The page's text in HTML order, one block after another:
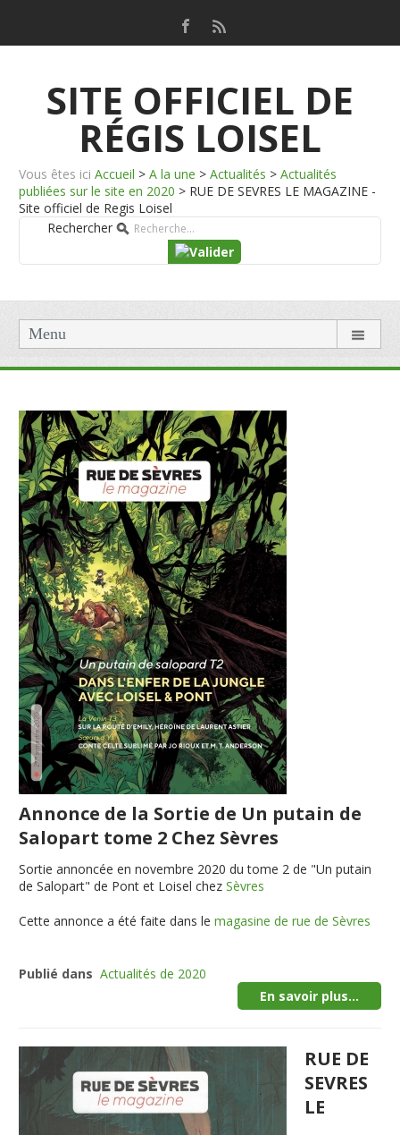
SITE OFFICIEL DE
RÉGIS LOISEL
Vous êtes ici Accueil > A la une > Actualités > Actualités
publiées sur le site en 2020 > RUE DE SEVRES LE MAGAZINE -
Site officiel de Regis Loisel
Rechercher
Menu
Annonce de la Sortie de Un putain de
Salopart tome 2 Chez Sèvres
Sortie annoncée en novembre 2020 du tome 2 de "Un putain
de Salopart" de Pont et Loisel chezSèvres
Cette annonce a été faite dans lemagasine de rue de Sèvres
Publié dans Actualités de 2020
En savoir plus...
RUE DE
SEVRES
LE